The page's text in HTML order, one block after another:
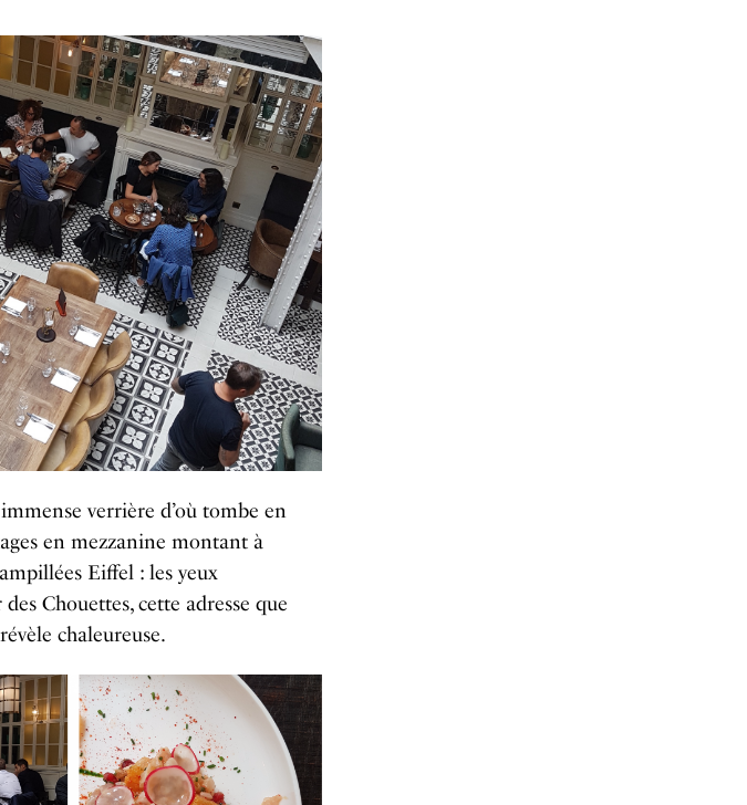
verrière d’où tombe en
en mezzanine montant à
Eiffel : les yeux
Chouettes, cette adresse que
chaleureuse.